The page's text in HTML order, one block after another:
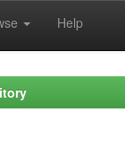
Help